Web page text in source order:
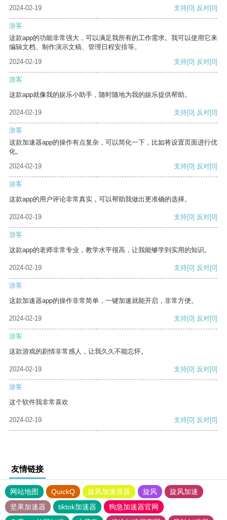
2024-02-19 支持[0] 反对[0]
游客
这款app的功能非常强大，可以满足我所有的工作需求。我可以使用它来
编辑文档、制作演示文稿、管理日程安排等。
2024-02-19
支持[0] 反对[0]
游客
这款app就像我的娱乐小助手，随时随地为我的娱乐提供帮助。
2024-02-19 支持[0] 反对[0]
游客
这款加速器app的操作有点复杂，可以简化一下，比如将设置页面进行优
化。
2024-02-19
支持[0] 反对[0]
游客
这款app的用户评论非常真实，可以帮助我做出更准确的选择。
2024-02-19 支持[0] 反对[0]
游客
这款app的老师非常专业，教学水平很高，让我能够学到实用的知识。
2024-02-19 支持[0] 反对[0]
游客
这款加速器app的操作非常简单，一键加速就能开启，非常方便。
2024-02-19 支持[0] 反对[0]
游客
这款游戏的剧情非常感人，让我久久不能忘怀。
2024-02-19 支持[0] 反对[0]
游客
这个软件我非常喜欢
2024-02-19 支持[0] 反对[0]
友情链接
网站地图 QuickQ 旋风加速度器 旋风
旋风加速
坚果加速器
tiktok加速器
狗急加速器官网